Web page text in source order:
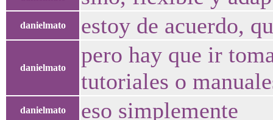
danielmato estoy de acuerdo,
danielmato
pero hay que ir
tutoriales o
danielmato eso simplemente